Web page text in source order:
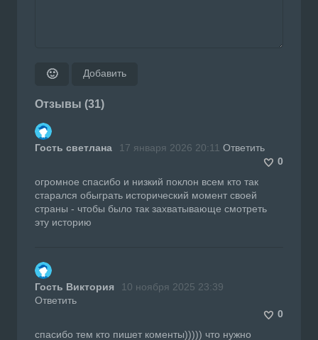
🙂 Добавить
Отзывы (31)
Гость светлана 17 января 2026 20:11 Ответить
0
огромное спасибо и низкий поклон всем кто так
старался обыграть исторический момент своей
страны - чтобы было так захватывающе смотреть
эту историю
Гость Виктория
10 ноября 2025 23:39
Ответить
0
спасибо тем кто пишет коменты))))) что нужно